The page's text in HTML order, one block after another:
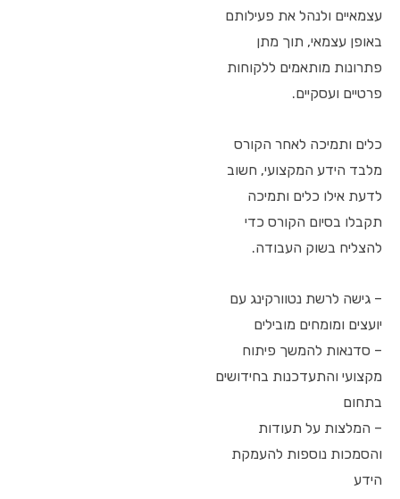
עצמאיים ולנהל את פעילותם
באופן עצמאי, תוך מתן
פתרונות מותאמים ללקוחות
פרטיים ועסקיים.
כלים ותמיכה לאחר הקורס
מלבד הידע המקצועי, חשוב
לדעת אילו כלים ותמיכה
תקבלו בסיום הקורס כדי
להצליח בשוק העבודה.
– גישה לרשת נטוורקינג עם
יועצים ומומחים מובילים
– סדנאות להמשך פיתוח
מקצועי והתעדכנות בחידושים
בתחום
– המלצות על תעודות
והסמכות נוספות להעמקת
הידע